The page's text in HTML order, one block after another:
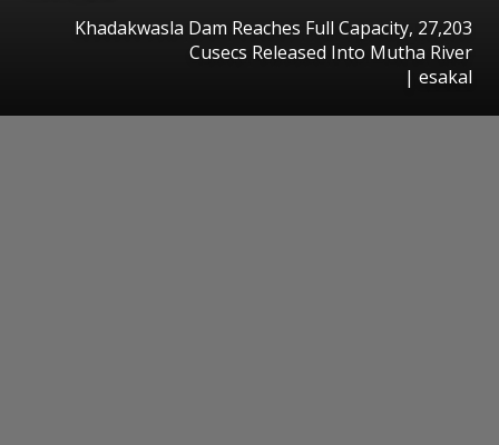
Khadakwasla Dam Reaches Full Capacity, 27,203
Cusecs Released Into Mutha River
| esakal